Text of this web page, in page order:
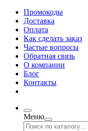
Промокоды
Доставка
Оплата
Как сделать заказ
Частые вопросы
Обратная связь
О компании
Блог
Контакты
Меню